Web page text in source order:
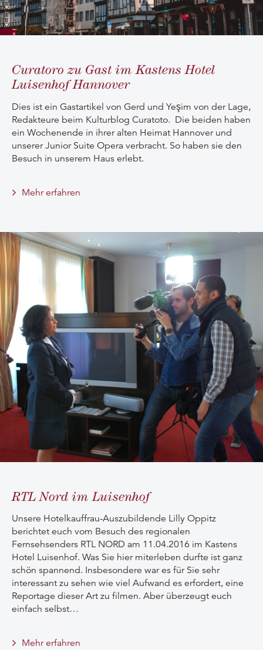
Curatoro zu Gast im Kastens Hotel
Luisenhof Hannover
Dies ist ein Gastartikel von Gerd und Yeşim von der Lage,
Redakteure beim Kulturblog Curatoto. Die beiden haben
ein Wochenende in ihrer alten Heimat Hannover und
unserer Junior Suite Opera verbracht. So haben sie den
Besuch in unserem Haus erlebt.
Mehr erfahren
RTL Nord im Luisenhof
Unsere Hotelkauffrau-Auszubildende Lilly Oppitz
berichtet euch vom Besuch des regionalen
Fernsehsenders RTL NORD am 11.04.2016 im Kastens
Hotel Luisenhof. Was Sie hier miterleben durfte ist ganz
schön spannend. Insbesondere war es für Sie sehr
interessant zu sehen wie viel Aufwand es erfordert, eine
Reportage dieser Art zu filmen. Aber überzeugt euch
einfach selbst…
Mehr erfahren